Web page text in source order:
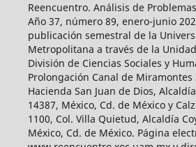
Reencuentro. Análisis de
Año 37, número 89, enero-junio
publicación semestral de la
Metropolitana a través de la
División de Ciencias Sociales y
Prolongación Canal de Miramontes
Hacienda San Juan de Dios,
14387, México, Cd. de México y
1100, Col. Villa Quietud, Alcaldía
México, Cd. de México. Página